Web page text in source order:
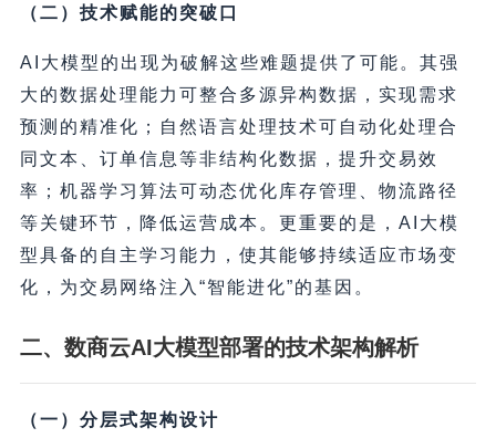
（二）技术赋能的突破口
AI大模型的出现为破解这些难题提供了可能。其强
大的数据处理能力可整合多源异构数据，实现需求
预测的精准化；自然语言处理技术可自动化处理合
同文本、订单信息等非结构化数据，提升交易效
率；机器学习算法可动态优化库存管理、物流路径
等关键环节，降低运营成本。更重要的是，AI大模
型具备的自主学习能力，使其能够持续适应市场变
化，为交易网络注入“智能进化”的基因。
二、数商云AI大模型部署的技术架构解析
（一）分层式架构设计